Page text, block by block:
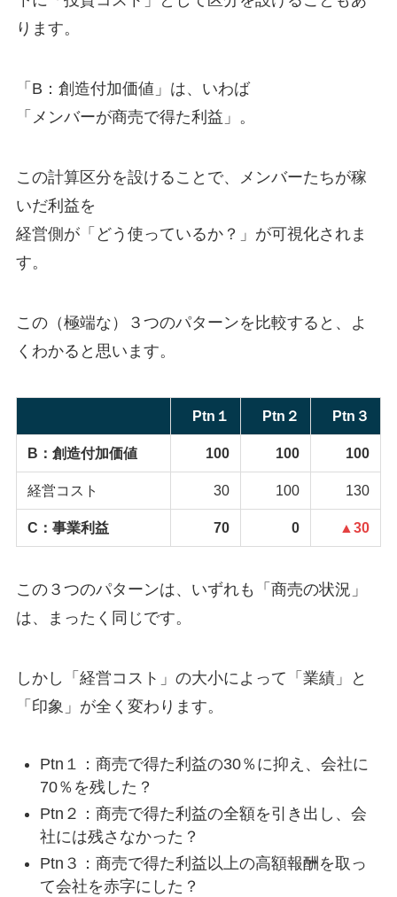
ります。
「B：創造付加価値」は、いわば
「メンバーが商売で得た利益」。
この計算区分を設けることで、メンバーたちが稼
いだ利益を
経営側が「どう使っているか？」が可視化されま
す。
この（極端な）３つのパターンを比較すると、よ
くわかると思います。
Ptn１ Ptn２ Ptn３
B：創造付加価値 100 100 100
経営コスト 30 100 130
C：事業利益 70 0 ▲30
この３つのパターンは、いずれも「商売の状況」
は、まったく同じです。
しかし「経営コスト」の大小によって「業績」と
「印象」が全く変わります。
Ptn１：商売で得た利益の30％に抑え、会社に
70％を残した？
Ptn２：商売で得た利益の全額を引き出し、会
社には残さなかった？
Ptn３：商売で得た利益以上の高額報酬を取っ
て会社を赤字にした？